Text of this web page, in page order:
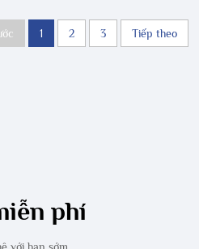
1 2 3 Tiếp theo
phí